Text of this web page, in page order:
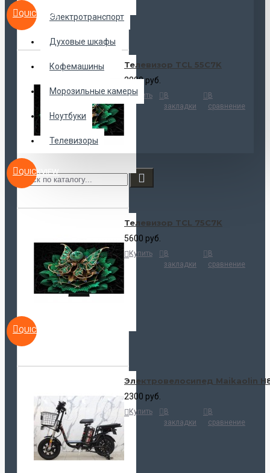
Электротранспорт
Духовые шкафы
Кофемашины
Морозильные камеры
Ноутбуки
Телевизоры
QUICKVIEW
QUICKVIEW
Телевизор TCL 55C7K
2800 руб.
Купить
В
закладки
В
сравнение
QUICKVIEW
Телевизор TCL 75C7K
5600 руб.
Купить
В
закладки
В
сравнение
Электровелосипед Maikaolin
2300 руб.
Купить
В
закладки
В
сравнение